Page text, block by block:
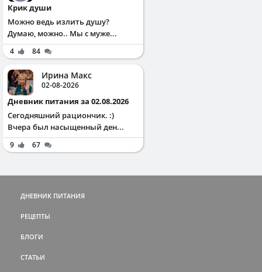
Крик души
Можно ведь излить душу?
Думаю, можно.. Мы с муже...
4 84
Ирина Макс
02-08-2026
Дневник питания за 02.08.2026
Сегодняшний рациончик. :)
Вчера был насыщенный ден...
9 67
ДНЕВНИК ПИТАНИЯ
РЕЦЕПТЫ
БЛОГИ
СТАТЬИ